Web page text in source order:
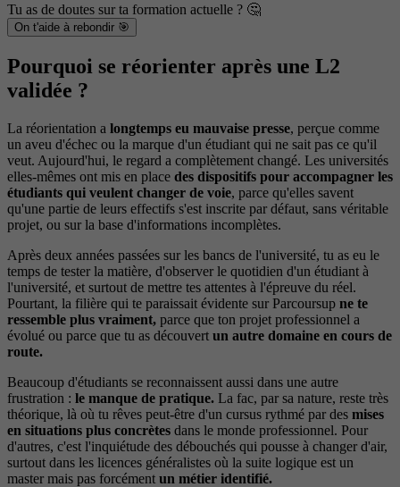
Tu as de doutes sur ta formation actuelle ? 🤔
On t'aide à rebondir 🎯
Pourquoi se réorienter après une L2
validée ?
La réorientation a longtemps eu mauvaise presse, perçue comme
un aveu d'échec ou la marque d'un étudiant qui ne sait pas ce qu'il
veut. Aujourd'hui, le regard a complètement changé. Les universités
elles-mêmes ont mis en place des dispositifs pour accompagner les
étudiants qui veulent changer de voie, parce qu'elles savent
qu'une partie de leurs effectifs s'est inscrite par défaut, sans véritable
projet, ou sur la base d'informations incomplètes.
Après deux années passées sur les bancs de l'université, tu as eu le
temps de tester la matière, d'observer le quotidien d'un étudiant à
l'université, et surtout de mettre tes attentes à l'épreuve du réel.
Pourtant, la filière qui te paraissait évidente sur Parcoursup ne te
ressemble plus vraiment, parce que ton projet professionnel a
évolué ou parce que tu as découvert un autre domaine en cours de
route.
Beaucoup d'étudiants se reconnaissent aussi dans une autre
frustration : le manque de pratique. La fac, par sa nature, reste très
théorique, là où tu rêves peut-être d'un cursus rythmé par des mises
en situations plus concrètes dans le monde professionnel. Pour
d'autres, c'est l'inquiétude des débouchés qui pousse à changer d'air,
surtout dans les licences généralistes où la suite logique est un
master mais pas forcément un métier identifié.